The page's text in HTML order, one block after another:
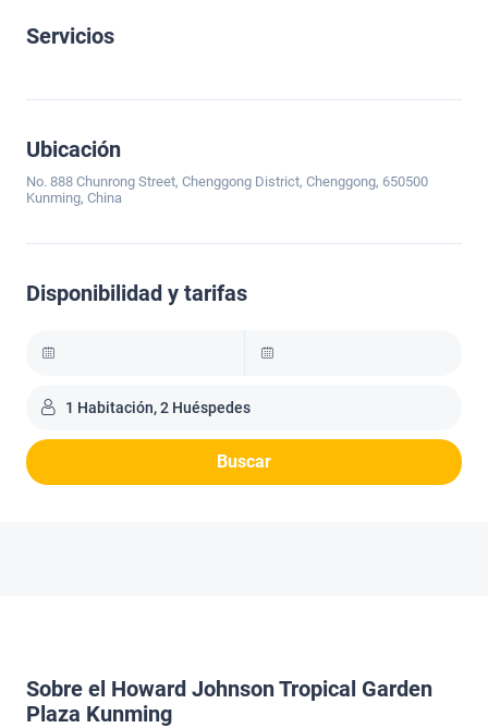
Servicios
Ubicación
No. 888 Chunrong Street, Chenggong District, Chenggong, 650500
Kunming, China
Disponibilidad y tarifas
1 Habitación, 2 Huéspedes
Buscar
Sobre el Howard Johnson Tropical Garden
Plaza Kunming